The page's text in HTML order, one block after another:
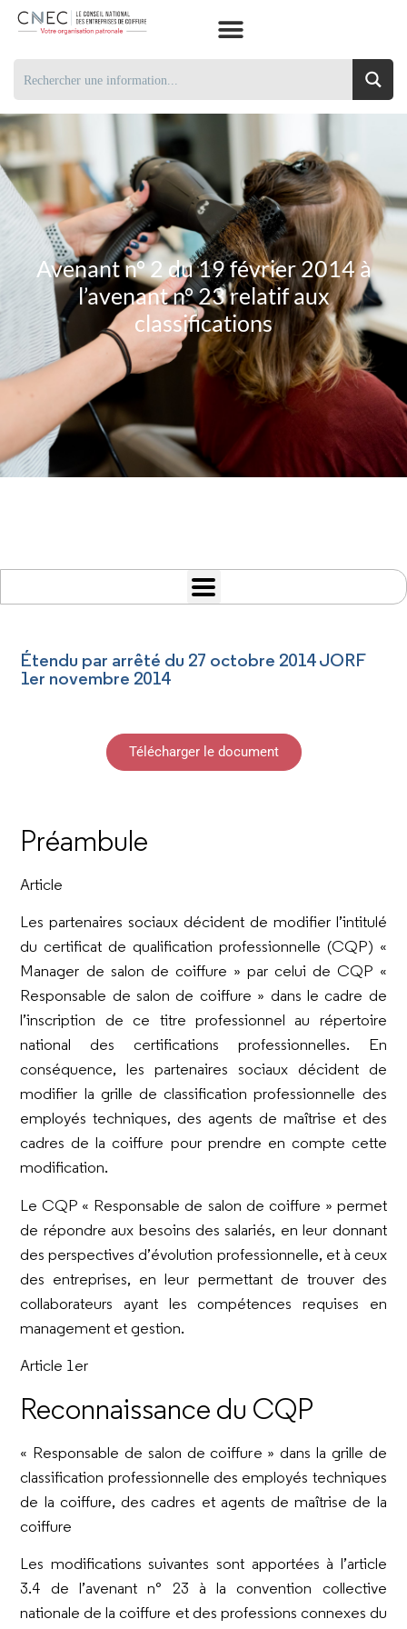
Avenant n° 2 du 19 février 2014 à
l’avenant n° 23 relatif aux
classifications
Étendu par arrêté du 27 octobre 2014 JORF
1er novembre 2014
Télécharger le document
Préambule
Article
Les partenaires sociaux décident de modifier l’intitulé
du certificat de qualification professionnelle (CQP) «
Manager de salon de coiffure » par celui de CQP «
Responsable de salon de coiffure » dans le cadre de
l’inscription de ce titre professionnel au répertoire
national des certifications professionnelles. En
conséquence, les partenaires sociaux décident de
modifier la grille de classification professionnelle des
employés techniques, des agents de maîtrise et des
cadres de la coiffure pour prendre en compte cette
modification.
Le CQP « Responsable de salon de coiffure » permet
de répondre aux besoins des salariés, en leur donnant
des perspectives d’évolution professionnelle, et à ceux
des entreprises, en leur permettant de trouver des
collaborateurs ayant les compétences requises en
management et gestion.
Article 1er
Reconnaissance du CQP
« Responsable de salon de coiffure » dans la grille de
classification professionnelle des employés techniques
de la coiffure, des cadres et agents de maîtrise de la
coiffure
Les modifications suivantes sont apportées à l’article
3.4 de l’avenant n° 23 à la convention collective
nationale de la coiffure et des professions connexes du